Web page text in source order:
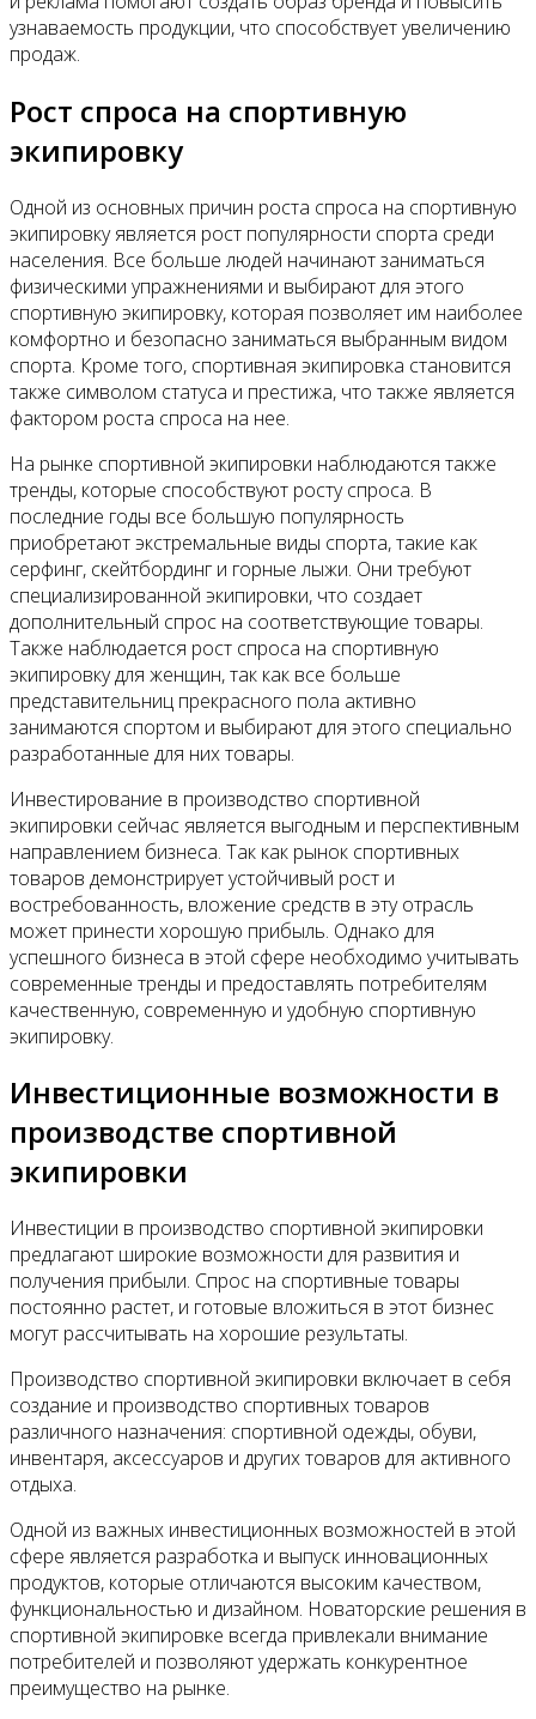
узнаваемость продукции, что способствует увеличению
продаж.
Рост спроса на спортивную
экипировку
Одной из основных причин роста спроса на спортивную
экипировку является рост популярности спорта среди
населения. Все больше людей начинают заниматься
физическими упражнениями и выбирают для этого
спортивную экипировку, которая позволяет им наиболее
комфортно и безопасно заниматься выбранным видом
спорта. Кроме того, спортивная экипировка становится
также символом статуса и престижа, что также является
фактором роста спроса на нее.
На рынке спортивной экипировки наблюдаются также
тренды, которые способствуют росту спроса. В
последние годы все большую популярность
приобретают экстремальные виды спорта, такие как
серфинг, скейтбординг и горные лыжи. Они требуют
специализированной экипировки, что создает
дополнительный спрос на соответствующие товары.
Также наблюдается рост спроса на спортивную
экипировку для женщин, так как все больше
представительниц прекрасного пола активно
занимаются спортом и выбирают для этого специально
разработанные для них товары.
Инвестирование в производство спортивной
экипировки сейчас является выгодным и перспективным
направлением бизнеса. Так как рынок спортивных
товаров демонстрирует устойчивый рост и
востребованность, вложение средств в эту отрасль
может принести хорошую прибыль. Однако для
успешного бизнеса в этой сфере необходимо учитывать
современные тренды и предоставлять потребителям
качественную, современную и удобную спортивную
экипировку.
Инвестиционные возможности в
производстве спортивной
экипировки
Инвестиции в производство спортивной экипировки
предлагают широкие возможности для развития и
получения прибыли. Спрос на спортивные товары
постоянно растет, и готовые вложиться в этот бизнес
могут рассчитывать на хорошие результаты.
Производство спортивной экипировки включает в себя
создание и производство спортивных товаров
различного назначения: спортивной одежды, обуви,
инвентаря, аксессуаров и других товаров для активного
отдыха.
Одной из важных инвестиционных возможностей в этой
сфере является разработка и выпуск инновационных
продуктов, которые отличаются высоким качеством,
функциональностью и дизайном. Новаторские решения в
спортивной экипировке всегда привлекали внимание
потребителей и позволяют удержать конкурентное
преимущество на рынке.